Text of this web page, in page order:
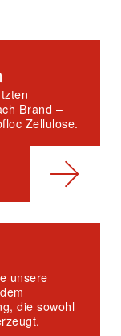
Brand –
Zellulose.
unsere
die sowohl